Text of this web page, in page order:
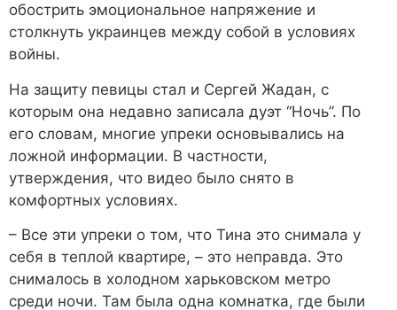
обострить эмоциональное напряжение и
столкнуть украинцев между собой в условиях
войны.
На защиту певицы стал и Сергей Жадан, с
которым она недавно записала дуэт “Ночь”. По
его словам, многие упреки основывались на
ложной информации. В частности,
утверждения, что видео было снято в
комфортных условиях.
– Все эти упреки о том, что Тина это снимала у
себя в теплой квартире, – это неправда. Это
снималось в холодном харьковском метро
среди ночи. Там была одна комнатка, где были